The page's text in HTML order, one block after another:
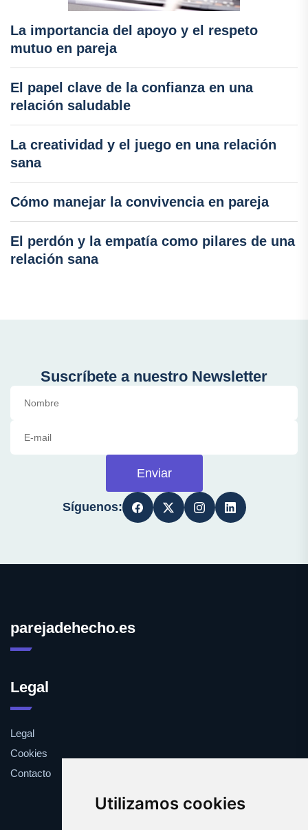
Utilizamos cookies
La importancia del apoyo y el respeto
mutuo en pareja
El papel clave de la confianza en una
relación saludable
La creatividad y el juego en una relación
sana
Cómo manejar la convivencia en pareja
El perdón y la empatía como pilares de una
relación sana
Suscríbete a nuestro Newsletter
Enviar
Síguenos:
parejadehecho.es
Legal
Legal
Cookies
Contacto